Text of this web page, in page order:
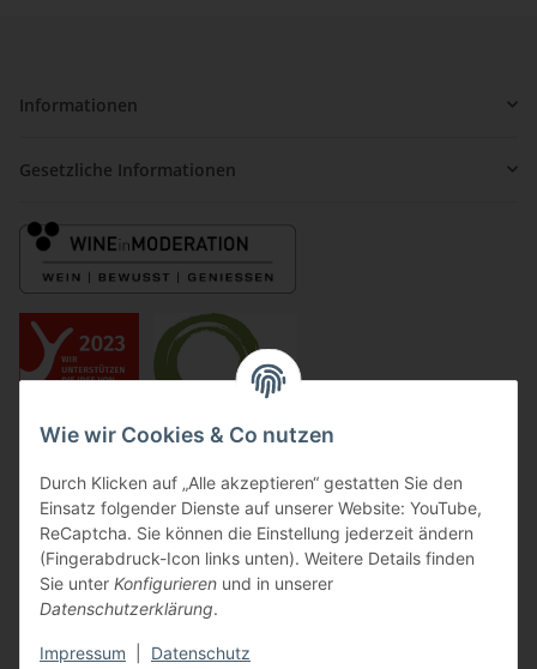
Wie wir Cookies & Co nutzen
Durch Klicken auf „Alle akzeptieren“ gestatten Sie den
Einsatz folgender Dienste auf unserer Website: YouTube,
ReCaptcha. Sie können die Einstellung jederzeit ändern
(Fingerabdruck-Icon links unten). Weitere Details finden
Sie unter Konfigurieren und in unserer
Datenschutzerklärung.
Impressum Datenschutz
Informationen
Gesetzliche Informationen